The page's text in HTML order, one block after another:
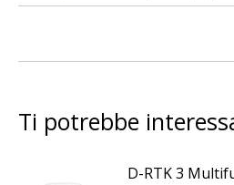
Ti potrebbe
D-RTK 3